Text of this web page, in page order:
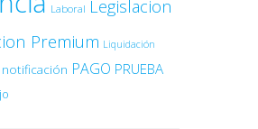
Laboral Legislacion
Premium Liquidación
notificación PAGO PRUEBA